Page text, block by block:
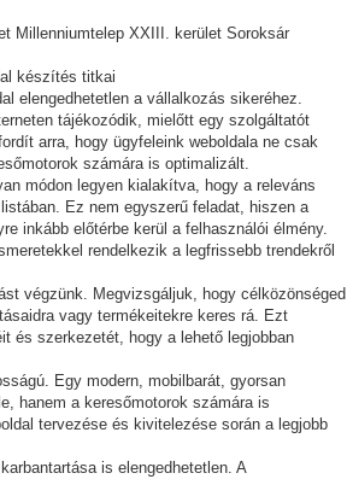
Millenniumtelep XXIII. kerület Soroksár
készítés titkai
elengedhetetlen a vállalkozás sikeréhez.
tájékozódik, mielőtt egy szolgáltatót
arra, hogy ügyfeleink weboldala ne csak
számára is optimalizált.
módon legyen kialakítva, hogy a releváns
Ez nem egyszerű feladat, hiszen a
inkább előtérbe kerül a felhasználói élmény.
rendelkezik a legfrissebb trendekről
végzünk. Megvizsgáljuk, hogy célközönséged
vagy termékeitekre keres rá. Ezt
és szerkezetét, hogy a lehető legjobban
Egy modern, mobilbarát, gyorsan
hanem a keresőmotorok számára is
tervezése és kivitelezése során a legjobb
is elengedhetetlen. A